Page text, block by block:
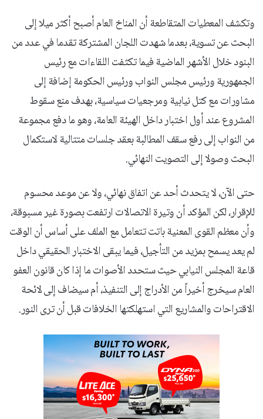
وتكشف المعطيات المتقاطعة أن المناخ العام أصبح أكثر ميلا إلى
البحث عن تسوية، بعدما شهدت اللجان المشتركة تقدما في عدد من
البنود خلال الأشهر الماضية فيما تكثفت اللقاءات مع رئيس
الجمهورية ورئيس مجلس النواب ورئيس الحكومة إضافة إلى
مشاورات مع كتل نيابية ومرجعيات سياسية، بهدف منع سقوط
المشروع عند أول اختبار داخل الهيئة العامة، وهو ما دفع مجموعة
من النواب إلى رفع سقف المطالبة بعقد جلسات متتالية لاستكمال
البحث وصولا إلى التصويت النهائي.
حتى الآن، لا يتحدث أحد عن اتفاق نهائي، ولا عن موعد محسوم
للإقرار، لكن المؤكد أن وتيرة الاتصالات ارتفعت بصورة غير مسبوقة،
وأن معظم القوى المعنية باتت تتعامل مع الملف على أساس أن الوقت
لم يعد يسمح بمزيد من التأجيل، فيما يبقى الاختبار الحقيقي داخل
قاعة المجلس النيابي حيث ستحدد الأصوات ما إذا كان قانون العفو
العام سيخرج أخيراً من الأدراج إلى التنفيذ، أم سيضاف إلى لائحة
الاقتراحات والمشاريع التي استهلكتها الخلافات قبل أن ترى النور.